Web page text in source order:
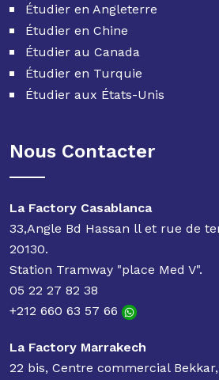
Étudier en Angleterre
Étudier en Chine
Étudier au Canada
Étudier en Turquie
Étudier aux États-Unis
Nous Contacter
La Factory Casablanca
33,Angle Bd Hassan ll et rue de
20130.
Station Tramway "place Med V".
05 22 27 82 38
+212 660 63 57 66
La Factory Marrakech
22 bis, Centre commercial